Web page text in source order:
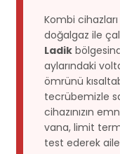
Kombi
doğalgaz ile
Ladik
aylarındaki
ömrünü
tecrübemizle
cihazınızın
vana, limit
test ederek